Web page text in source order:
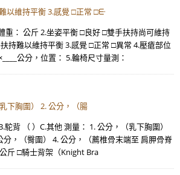
以維持平衡 3.感覺 □正常 □ᣰ
重： 公斤 2.坐姿平衡 □良好 □雙手扶持尚可維持
持難以維持平衡 3.感覺 □正常 □異常 4.壓瘡部位
公分，位置： 5.輪椅尺寸量測：
下胸圍） 2. 公分，（腸
背 （ ）C.其他 測量： 1. 公分，（乳下胸圍）
分，（臀圍） 4. 公分，（薦椎骨末端至 肩胛骨脊
斤 □騎士背架（Knight Bra